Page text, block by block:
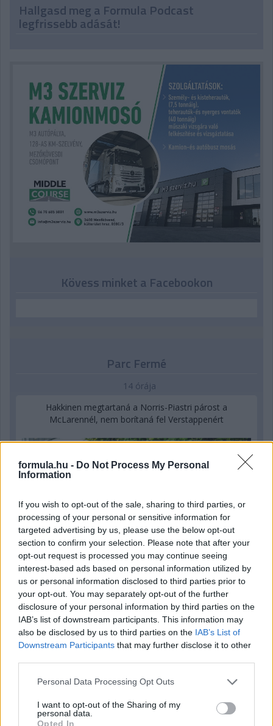
formula.hu - Do Not Process My Personal
Information
If you wish to opt-out of the sale, sharing to third parties, or
processing of your personal or sensitive information for
targeted advertising by us, please use the below opt-out
section to confirm your selection. Please note that after your
opt-out request is processed you may continue seeing
interest-based ads based on personal information utilized by
us or personal information disclosed to third parties prior to
your opt-out. You may separately opt-out of the further
disclosure of your personal information by third parties on the
IAB’s list of downstream participants. This information may
also be disclosed by us to third parties on the IAB’s List of
Downstream Participants that may further disclose it to other
Please note that this website/app uses one or more Google
not limited to your visit or usage behaviour. You may click to
grant or deny consent to Google and its third-party tags to
Personal Data Processing Opt Outs
I want to opt-out of the Sharing of my
personal data.
Opted In
Hallgasd meg a Formula Podcast
legfrissebb adását!
Kövess minket a Facebookon
Parc Fermé
14 órája
Hakkinen megtartaná a Norris-Piastri párost a
McLarennél, nem borítaná fel Verstappenért
20 órája
Megvan, mikor kezdődik az F1-es Bahreini Nagydíj
Malajziában